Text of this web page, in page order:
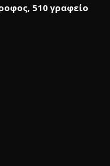
510 γραφείο